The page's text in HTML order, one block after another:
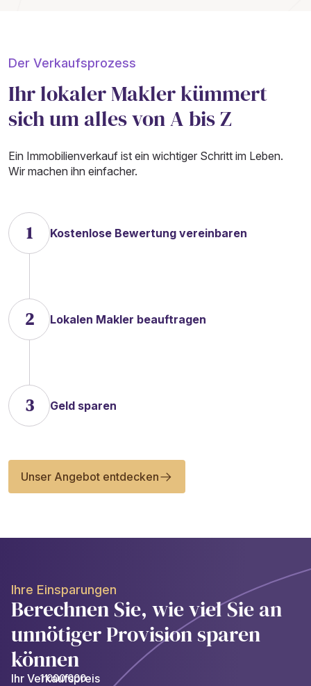
Der Verkaufsprozess
Ihr lokaler Makler kümmert
sich um alles von A bis Z
Ein Immobilienverkauf ist ein wichtiger Schritt im Leben.
Wir machen ihn einfacher.
1 Kostenlose Bewertung vereinbaren
2 Lokalen Makler beauftragen
3 Geld sparen
Unser Angebot entdecken
Ihre Einsparungen
Berechnen Sie, wie viel Sie an
unnötiger Provision sparen
können
Ihr Verkaufspreis
1’000’000